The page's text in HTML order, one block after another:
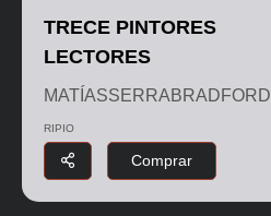
TRECE PINTORES
LECTORES
MATÍASSERRABRADFORD
RIPIO
Comprar